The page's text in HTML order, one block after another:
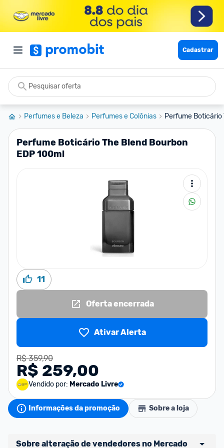
Cadastrar
Perfumes e Beleza Perfumes e Colônias Perfume Boticário
Perfume Boticário The Blend Bourbon
EDP 100ml
11
Oferta encerrada
Ativar Alerta
R$ 359,90
R$ 259,00
Vendido por: Mercado Livre
Informações da promoção Sobre a loja
Sobre alteração de vendedores no Mercado